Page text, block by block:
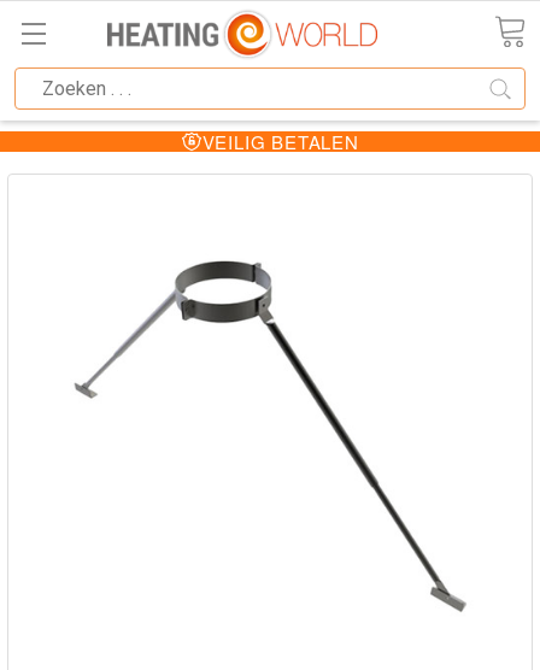
VEILIG BETALEN